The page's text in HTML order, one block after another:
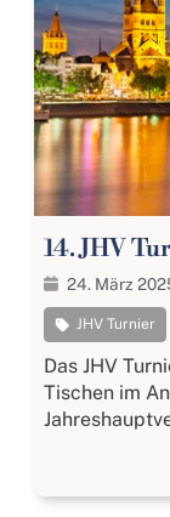
14. JHV
24. März
JHV Turnier
Das JHV
Tischen im